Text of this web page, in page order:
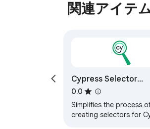
関連アイテ
Cypress Selector
Generator
0.0
Simplifies the process
creating selectors for